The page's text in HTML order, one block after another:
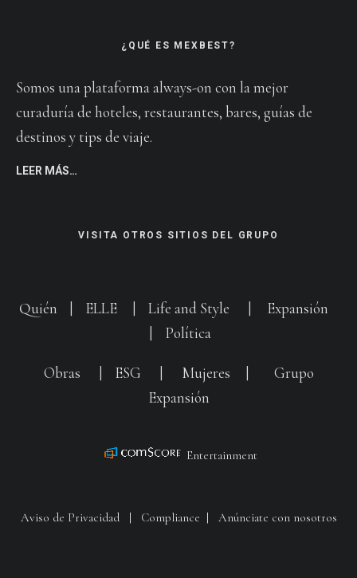
¿QUÉ ES MEXBEST?
Somos una plataforma always-on con la mejor
curaduría de hoteles, restaurantes, bares, guías de
destinos y tips de viaje.
LEER MÁS…
VISITA OTROS SITIOS DEL GRUPO
Quién ELLE Life and Style
Expansión
Política
Obras ESG Mujeres
Grupo
Expansión
Entertainment
Aviso de Privacidad| Compliance Anúnciate con nosotros